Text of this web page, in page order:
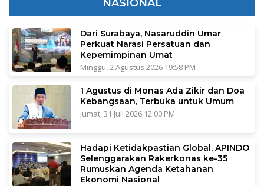
NASIONAL
Dari Surabaya, Nasaruddin Umar
Perkuat Narasi Persatuan dan
Kepemimpinan Umat
Minggu, 2 Agustus 2026 19:58 PM
1 Agustus di Monas Ada Zikir dan Doa
Kebangsaan, Terbuka untuk Umum
Jumat, 31 Juli 2026 12:00 PM
Hadapi Ketidakpastian Global, APINDO
Selenggarakan Rakerkonas ke-35
Rumuskan Agenda Ketahanan
Ekonomi Nasional